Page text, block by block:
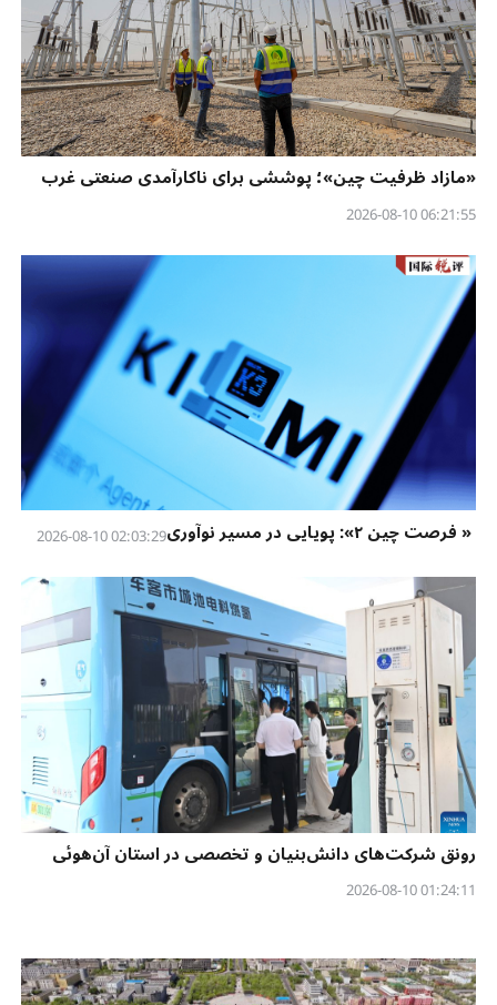
«مازاد ظرفیت چین»؛ پوششی برای ناکارآمدی صنعتی غرب
06:21:55 2026-08-10
« فرصت چین ۲»: پویایی در مسیر نوآوری 02:03:29 2026-08-10
رونق شرکت‌های دانش‌بنیان و تخصصی در استان آن‌هوئی
01:24:11 2026-08-10